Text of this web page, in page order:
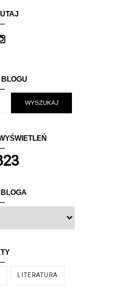
LITERATURA